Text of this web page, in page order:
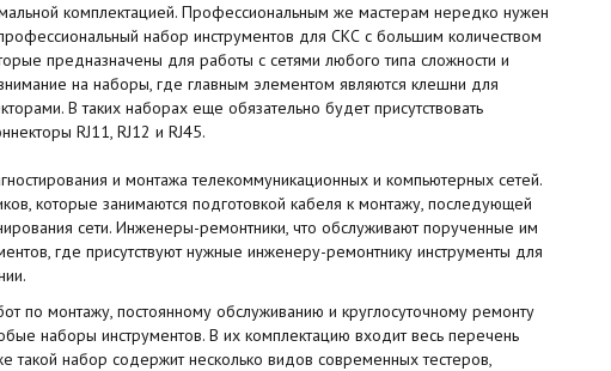
комплектацией. Профессиональным же мастерам нередко нужен
набор инструментов для СКС с большим количеством
предназначены для работы с сетями любого типа сложности и
на наборы, где главным элементом являются клешни для
В таких наборах еще обязательно будет присутствовать
RJ11, RJ12 и RJ45.
и монтажа телекоммуникационных и компьютерных сетей.
которые занимаются подготовкой кабеля к монтажу, последующей
сети. Инженеры-ремонтники, что обслуживают порученные им
где присутствуют нужные инженеру-ремонтнику инструменты для
по монтажу, постоянному обслуживанию и круглосуточному ремонту
наборы инструментов. В их комплектацию входит весь перечень
такой набор содержит несколько видов современных тестеров,